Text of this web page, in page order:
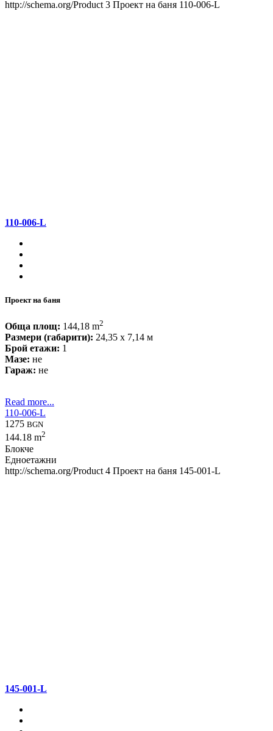
http://schema.org/Product 3 Проект на баня 110-006-L
110-006-L
Проект на баня
Обща площ: 144,18 m2
Размери (габарити): 24,35 x 7,14 м
Брой етажи: 1
Мазе: не
Гараж: не
Read more...
110-006-L
1275 BGN
144.18 m2
Блокче
Едноетажни
http://schema.org/Product 4 Проект на баня 145-001-L
145-001-L